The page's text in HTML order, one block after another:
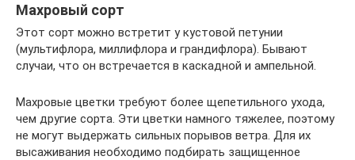
Махровый сорт
Этот сорт можно встретит у кустовой петунии
(мультифлора, миллифлора и грандифлора). Бывают
случаи, что он встречается в каскадной и ампельной.
Махровые цветки требуют более щепетильного ухода,
чем другие сорта. Эти цветки намного тяжелее, поэтому
не могут выдержать сильных порывов ветра. Для их
высаживания необходимо подбирать защищенное